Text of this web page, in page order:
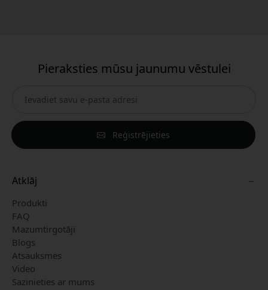
Pieraksties mūsu jaunumu vēstulei
Reģistrējieties
Atklāj
Produkti
FAQ
Mazumtirgotāji
Blogs
Atsauksmes
Video
Sazinieties ar mums